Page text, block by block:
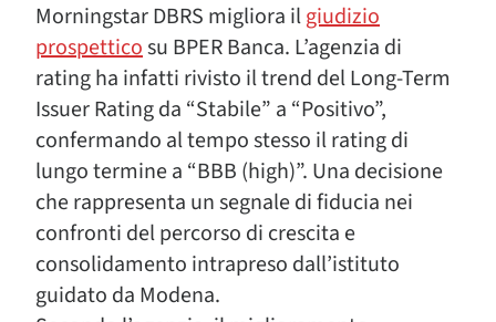
Morningstar DBRS migliora ilgiudizio
prospetticosu BPER Banca. L’agenzia di
rating ha infatti rivisto il trend del Long-Term
Issuer Rating da “Stabile” a “Positivo”,
confermando al tempo stesso il rating di
lungo termine a “BBB (high)”. Una decisione
che rappresenta un segnale di fiducia nei
confronti del percorso di crescita e
consolidamento intrapreso dall’istituto
guidato da Modena.